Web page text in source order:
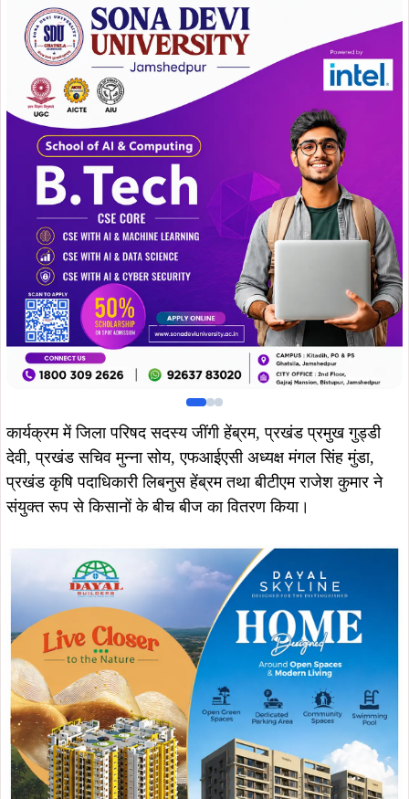
कार्यक्रम में जिला परिषद सदस्य जींगी हेंब्रम, प्रखंड प्रमुख गुड्डी
देवी, प्रखंड सचिव मुन्ना सोय, एफआईएसी अध्यक्ष मंगल सिंह मुंडा,
प्रखंड कृषि पदाधिकारी लिबनुस हेंब्रम तथा बीटीएम राजेश कुमार ने
संयुक्त रूप से किसानों के बीच बीज का वितरण किया।